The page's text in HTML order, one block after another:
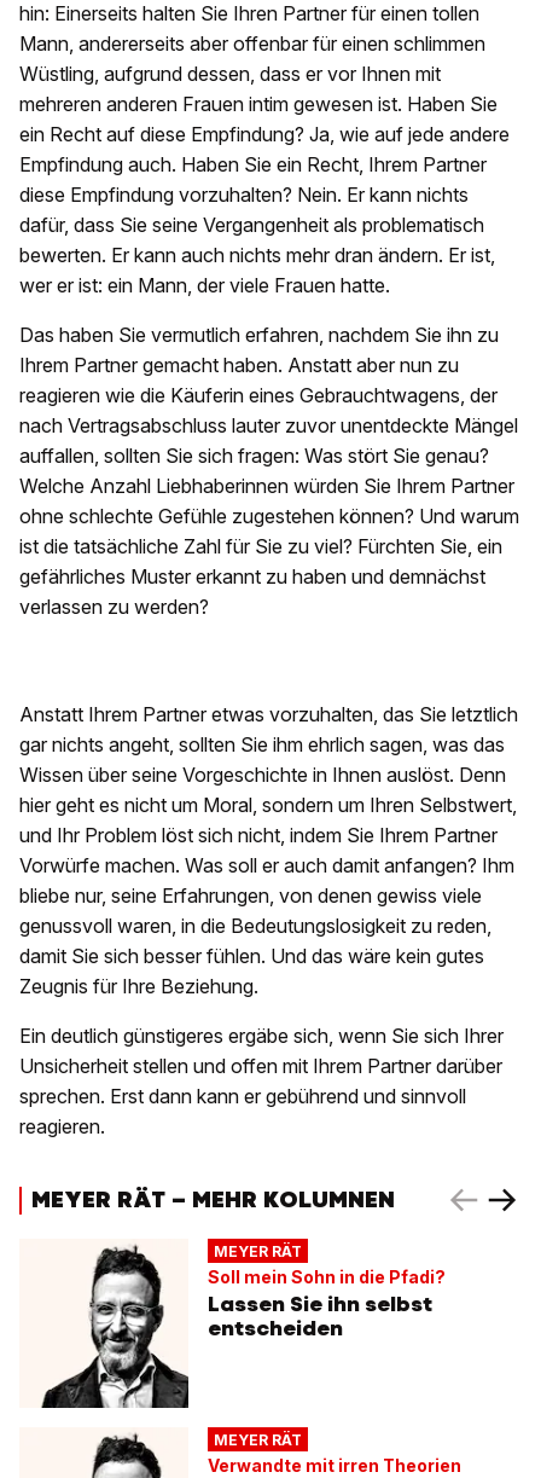
hin: Einerseits halten Sie Ihren Partner für einen tollen
Mann, andererseits aber offenbar für einen schlimmen
Wüstling, aufgrund dessen, dass er vor Ihnen mit
mehreren anderen Frauen intim gewesen ist. Haben Sie
ein Recht auf diese Empfindung? Ja, wie auf jede andere
Empfindung auch. Haben Sie ein Recht, Ihrem Partner
diese Empfindung vorzuhalten? Nein. Er kann nichts
dafür, dass Sie seine Vergangenheit als problematisch
bewerten. Er kann auch nichts mehr dran ändern. Er ist,
wer er ist: ein Mann, der viele Frauen hatte.
Das haben Sie vermutlich erfahren, nachdem Sie ihn zu
Ihrem Partner gemacht haben. Anstatt aber nun zu
reagieren wie die Käuferin eines Gebrauchtwagens, der
nach Vertragsabschluss lauter zuvor unentdeckte Mängel
auffallen, sollten Sie sich fragen: Was stört Sie genau?
Welche Anzahl Liebhaberinnen würden Sie Ihrem Partner
ohne schlechte Gefühle zugestehen können? Und warum
ist die tatsächliche Zahl für Sie zu viel? Fürchten Sie, ein
gefährliches Muster erkannt zu haben und demnächst
verlassen zu werden?
Anstatt Ihrem Partner etwas vorzuhalten, das Sie letztlich
gar nichts angeht, sollten Sie ihm ehrlich sagen, was das
Wissen über seine Vorgeschichte in Ihnen auslöst. Denn
hier geht es nicht um Moral, sondern um Ihren Selbstwert,
und Ihr Problem löst sich nicht, indem Sie Ihrem Partner
Vorwürfe machen. Was soll er auch damit anfangen? Ihm
bliebe nur, seine Erfahrungen, von denen gewiss viele
genussvoll waren, in die Bedeutungslosigkeit zu reden,
damit Sie sich besser fühlen. Und das wäre kein gutes
Zeugnis für Ihre Beziehung.
Ein deutlich günstigeres ergäbe sich, wenn Sie sich Ihrer
Unsicherheit stellen und offen mit Ihrem Partner darüber
sprechen. Erst dann kann er gebührend und sinnvoll
reagieren.
MEYER RÄT – MEHR KOLUMNEN
MEYER RÄT
Soll mein Sohn in die Pfadi?
Lassen Sie ihn selbst
entscheiden
MEYER RÄT
Verwandte mit irren Theorien